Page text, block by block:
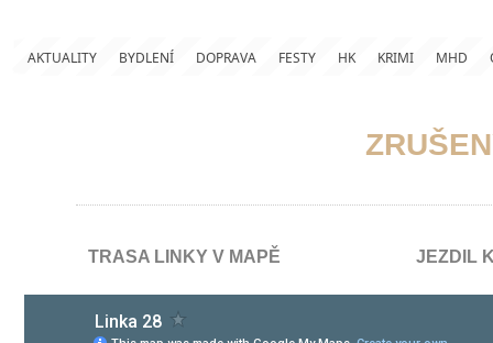
AKTUALITY BYDLENÍ DOPRAVA FESTY HK KRIMI MHD
TRASA LINKY V MAPĚ JEZDIL